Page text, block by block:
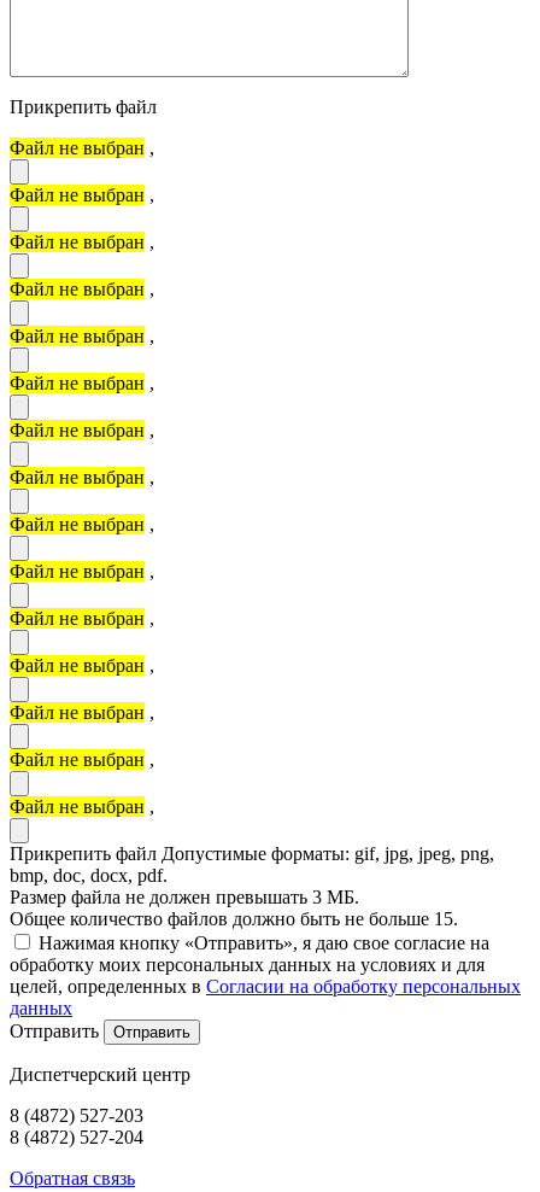
Прикрепить файл
Файл не выбран ,
Файл не выбран ,
Файл не выбран ,
Файл не выбран ,
Файл не выбран ,
Файл не выбран ,
Файл не выбран ,
Файл не выбран ,
Файл не выбран ,
Файл не выбран ,
Файл не выбран ,
Файл не выбран ,
Файл не выбран ,
Файл не выбран ,
Файл не выбран ,
Прикрепить файл Допустимые форматы: gif, jpg, jpeg, png,
bmp, doc, docx, pdf.
Размер файла не должен превышать 3 МБ.
Общее количество файлов должно быть не больше 15.
Нажимая кнопку «Отправить», я даю свое согласие на
обработку моих персональных данных на условиях и для
целей, определенных в Согласии на обработку персональных
данных
Отправить
Диспетчерский центр
8 (4872) 527-203
8 (4872) 527-204
Обратная связь